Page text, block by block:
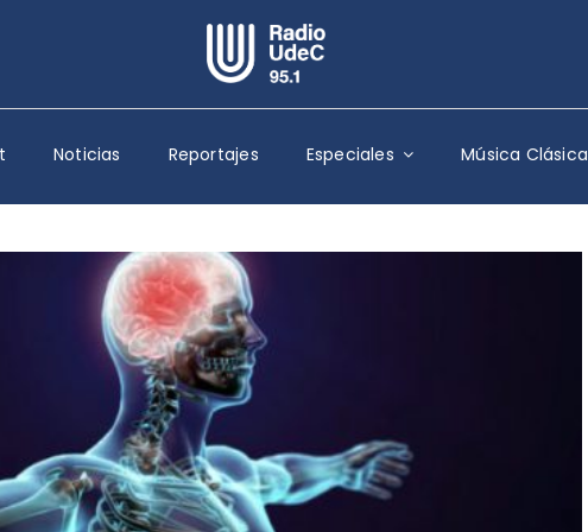
Escuchar Radio UdeC en vivo
Quiénes Somos
Programación
Podcast
Noticias
Reportajes
Columnas
Música Clásica
Especiales
Noticias Reportajes Especiales Música Clásica